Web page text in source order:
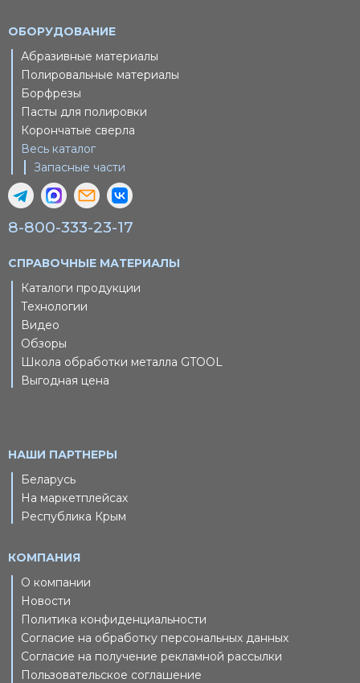
ОБОРУДОВАНИЕ
Абразивные материалы
Полировальные материалы
Борфрезы
Пасты для полировки
Корончатые сверла
Весь каталог
Запасные части
8-800-333-23-17
СПРАВОЧНЫЕ МАТЕРИАЛЫ
Каталоги продукции
Технологии
Видео
Обзоры
Школа обработки металла GTOOL
Выгодная цена
НАШИ ПАРТНЕРЫ
Беларусь
На маркетплейсах
Республика Крым
КОМПАНИЯ
О компании
Новости
Политика конфиденциальности
Согласие на обработку персональных данных
Согласие на получение рекламной рассылки
Пользовательское соглашение